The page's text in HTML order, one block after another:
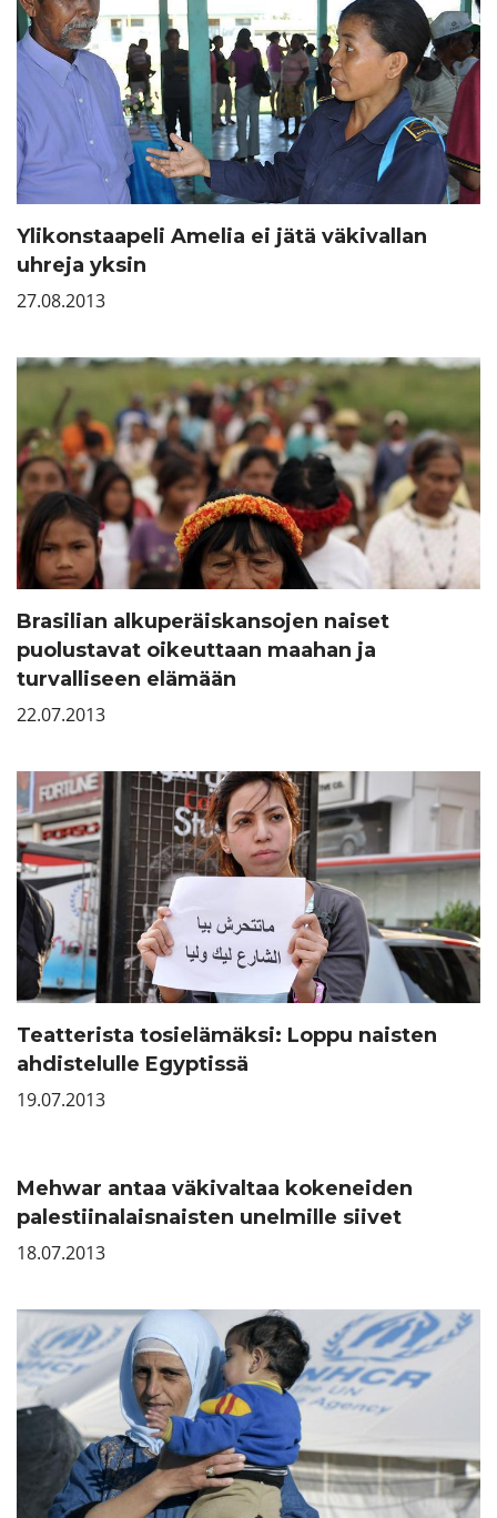
Ylikonstaapeli Amelia ei jätä väkivallan
uhreja yksin
27.08.2013
Brasilian alkuperäiskansojen naiset
puolustavat oikeuttaan maahan ja
turvalliseen elämään
22.07.2013
Teatterista tosielämäksi: Loppu naisten
ahdistelulle Egyptissä
19.07.2013
Mehwar antaa väkivaltaa kokeneiden
palestiinalaisnaisten unelmille siivet
18.07.2013